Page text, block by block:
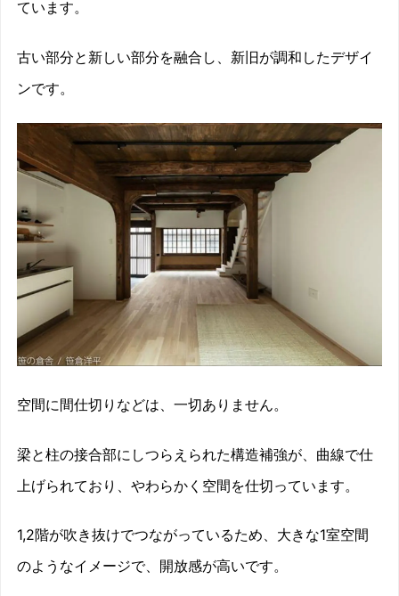
ています。
古い部分と新しい部分を融合し、新旧が調和したデザイ
ンです。
空間に間仕切りなどは、一切ありません。
梁と柱の接合部にしつらえられた構造補強が、曲線で仕
上げられており、やわらかく空間を仕切っています。
1,2階が吹き抜けでつながっているため、大きな1室空間
のようなイメージで、開放感が高いです。